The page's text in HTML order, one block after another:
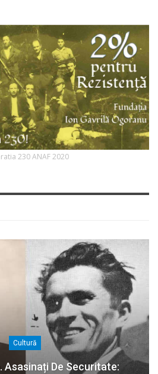
230 ANAF 2020
Cultură
Asasinați De Securitate: